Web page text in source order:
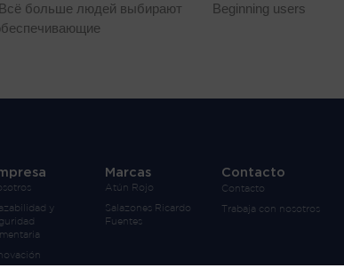
больше людей выбирают
Beginning users
y
Marcas
Atún Rojo
Salazones Ricardo
Fuentes
Contacto
Contacto
Trabaja con nosotros